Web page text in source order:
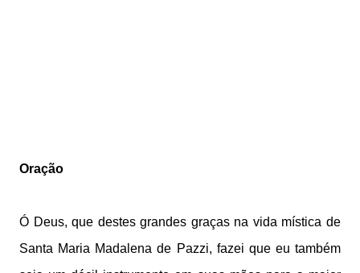
Oração
Ó Deus, que destes grandes graças na vida mística de
Santa Maria Madalena de Pazzi, fazei que eu também